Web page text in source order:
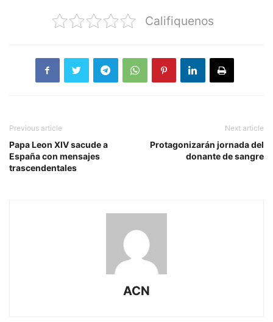
Califiquenos
Previous article
Papa Leon XIV sacude a
España con mensajes
trascendentales
Next article
Protagonizarán jornada del
donante de sangre
ACN